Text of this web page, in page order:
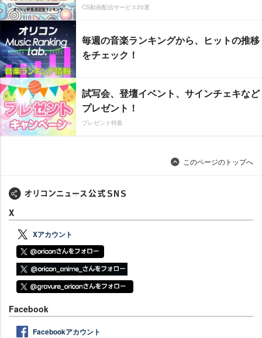
CS動画配信サービス20選
毎週の音楽ランキングから、ヒットの推移
をチェック！
試写会、登壇イベント、サインチェキなど
プレゼント！
プレゼント特集
このページのトップへ
X
Xアカウント
Facebook
Facebookアカウント